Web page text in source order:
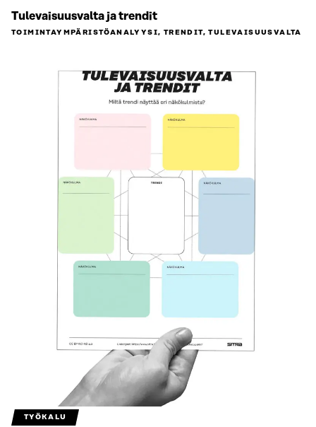
Tulevaisuusvalta ja trendit
TOIMINTAYMPÄRISTÖ­ANALYYSI, TRENDIT, TULEVAISUUSVALTA
TYÖKALU